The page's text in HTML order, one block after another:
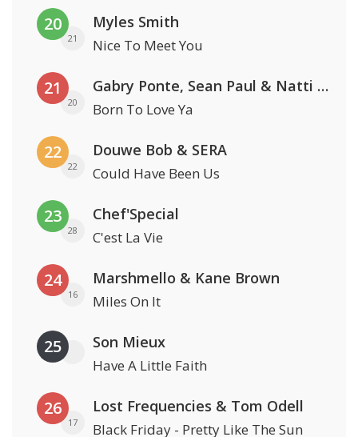
20
21
Myles Smith
Nice To Meet You
21
20
Gabry Ponte, Sean Paul & Natti Natasha
Born To Love Ya
22
22
Douwe Bob & SERA
Could Have Been Us
23
28
Chef'Special
C'est La Vie
24
16
Marshmello & Kane Brown
Miles On It
25 Son Mieux
Have A Little Faith
26
17
Lost Frequencies & Tom Odell
Black Friday - Pretty Like The Sun